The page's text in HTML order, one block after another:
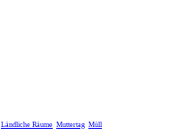
Ländliche Räume Muttertag Müll